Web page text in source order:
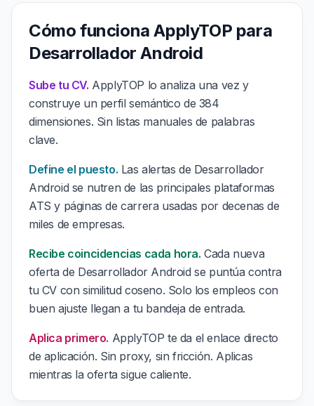
Cómo funciona ApplyTOP para
Desarrollador Android
Sube tu CV. ApplyTOP lo analiza una vez y
construye un perfil semántico de 384
dimensiones. Sin listas manuales de palabras
clave.
Define el puesto. Las alertas de Desarrollador
Android se nutren de las principales plataformas
ATS y páginas de carrera usadas por decenas de
miles de empresas.
Recibe coincidencias cada hora. Cada nueva
oferta de Desarrollador Android se puntúa contra
tu CV con similitud coseno. Solo los empleos con
buen ajuste llegan a tu bandeja de entrada.
Aplica primero. ApplyTOP te da el enlace directo
de aplicación. Sin proxy, sin fricción. Aplicas
mientras la oferta sigue caliente.